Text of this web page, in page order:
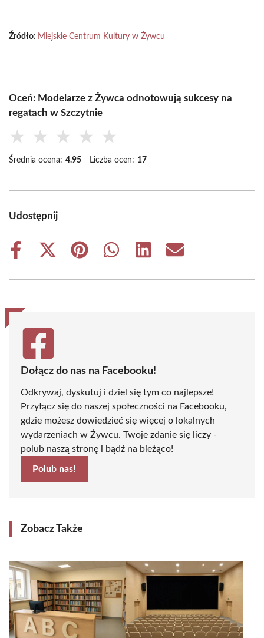
Źródło: Miejskie Centrum Kultury w Żywcu
Oceń: Modelarze z Żywca odnotowują sukcesy na
regatach w Szczytnie
★ ★ ★ ★ ★
Średnia ocena: 4.95 Liczba ocen: 17
Udostępnij
Share
Share
(Twitter)
Share
Share
Share
Share
Dołącz do nas na Facebooku!
Odkrywaj, dyskutuj i dziel się tym co najlepsze!
Przyłącz się do naszej społeczności na Facebooku,
gdzie możesz dowiedzieć się więcej o lokalnych
wydarzeniach w Żywcu. Twoje zdanie się liczy -
polub naszą stronę i bądź na bieżąco!
Polub nas!
Zobacz Także